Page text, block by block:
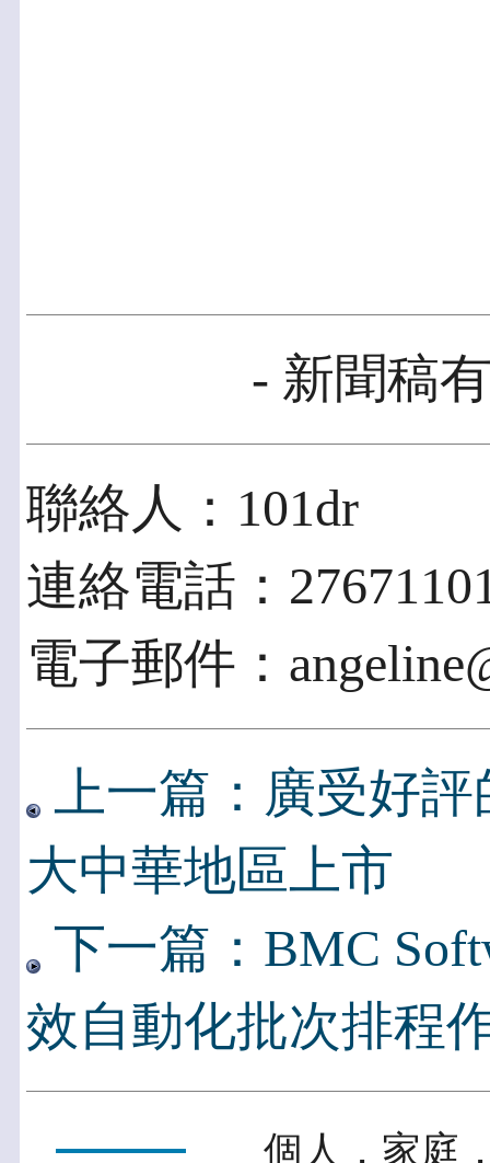
- 新聞稿
聯絡人：101dr
連絡電話：
電子郵件：
上一篇：廣受好
大中華地區上市
下一篇：BMC
效自動化批次排程
個人．家庭